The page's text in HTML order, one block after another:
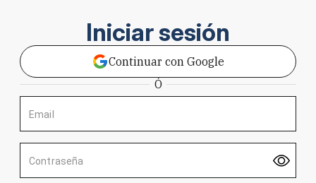
Iniciar sesión
Continuar con Google
Ó
Email
Contraseña